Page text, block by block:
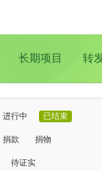
长期项目 转
进行中 已结束
捐款 捐物
待证实